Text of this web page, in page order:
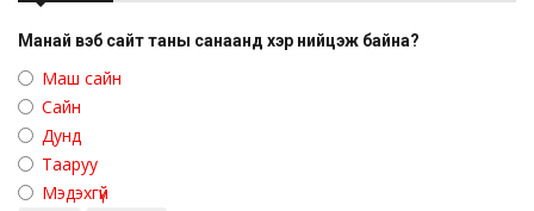
Манай вэб сайт таны санаанд хэр нийцэж байна?
Маш сайн
Сайн
Дунд
Тааруу
Мэдэхгүй